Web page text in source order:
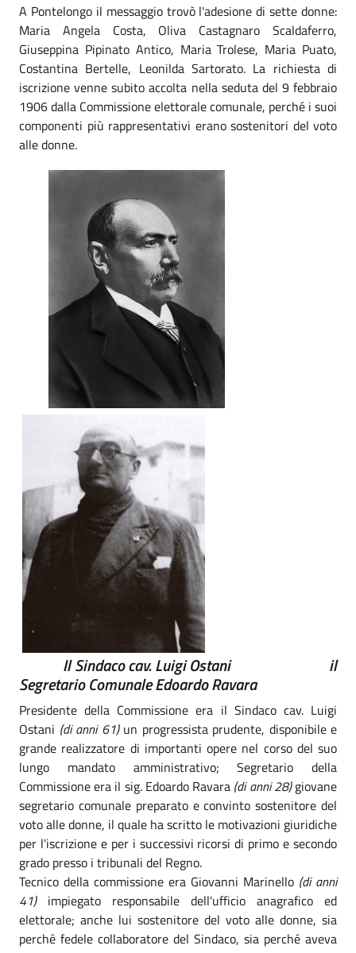
A Pontelongo il messaggio trovò l'adesione di sette donne:
Maria Angela Costa, Oliva Castagnaro Scaldaferro,
Giuseppina Pipinato Antico, Maria Trolese, Maria Puato,
Costantina Bertelle, Leonilda Sartorato. La richiesta di
iscrizione venne subito accolta nella seduta del 9 febbraio
1906 dalla Commissione elettorale comunale, perché i suoi
componenti più rappresentativi erano sostenitori del voto
alle donne.
Il Sindaco cav. Luigi Ostani il
Segretario Comunale Edoardo Ravara
Presidente della Commissione era il Sindaco cav. Luigi
Ostani (di anni 61)un progressista prudente, disponibile e
grande realizzatore di importanti opere nel corso del suo
lungo mandato amministrativo; Segretario della
Commissione era il sig. Edoardo Ravara (di anni 28)giovane
segretario comunale preparato e convinto sostenitore del
voto alle donne, il quale ha scritto le motivazioni giuridiche
per l'iscrizione e per i successivi ricorsi di primo e secondo
grado presso i tribunali del Regno.
Tecnico della commissione era Giovanni Marinello (di anni
41)impiegato responsabile dell'ufficio anagrafico ed
elettorale; anche lui sostenitore del voto alle donne, sia
perché fedele collaboratore del Sindaco, sia perché aveva